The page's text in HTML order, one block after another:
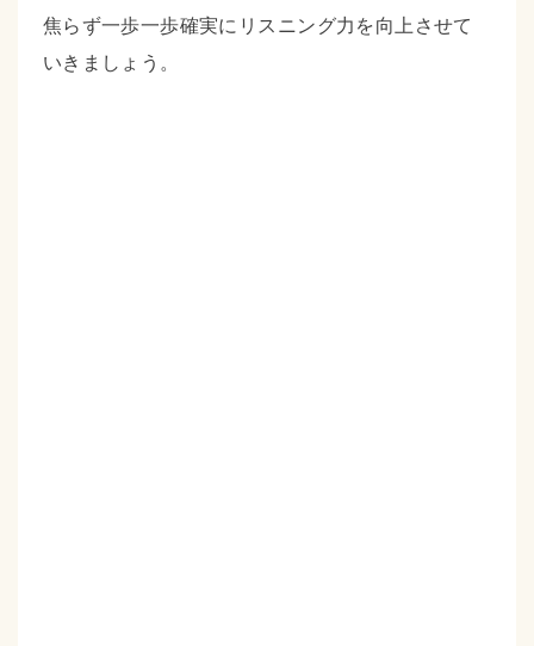
焦らず一歩一歩確実にリスニング力を向上させて
いきましょう。